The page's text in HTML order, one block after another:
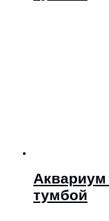
тумбой